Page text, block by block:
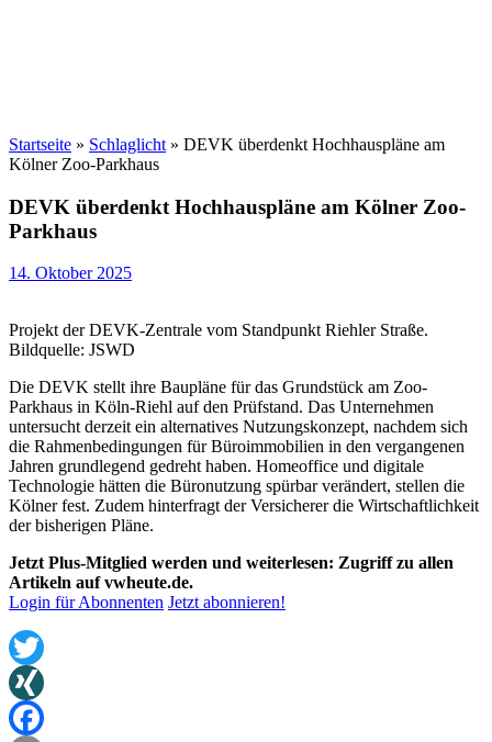
Startseite » Schlaglicht » DEVK überdenkt Hochhauspläne am
Kölner Zoo-Parkhaus
DEVK überdenkt Hochhauspläne am Kölner Zoo-
Parkhaus
14. Oktober 2025
Projekt der DEVK-Zentrale vom Standpunkt Riehler Straße.
Bildquelle: JSWD
Die DEVK stellt ihre Baupläne für das Grundstück am Zoo-
Parkhaus in Köln-Riehl auf den Prüfstand. Das Unternehmen
untersucht derzeit ein alternatives Nutzungskonzept, nachdem sich
die Rahmenbedingungen für Büroimmobilien in den vergangenen
Jahren grundlegend gedreht haben. Homeoffice und digitale
Technologie hätten die Büronutzung spürbar verändert, stellen die
Kölner fest. Zudem hinterfragt der Versicherer die Wirtschaftlichkeit
der bisherigen Pläne.
Jetzt Plus-Mitglied werden und weiterlesen: Zugriff zu allen
Artikeln auf vwheute.de.
Login für Abonnenten Jetzt abonnieren!
Twitter
XING